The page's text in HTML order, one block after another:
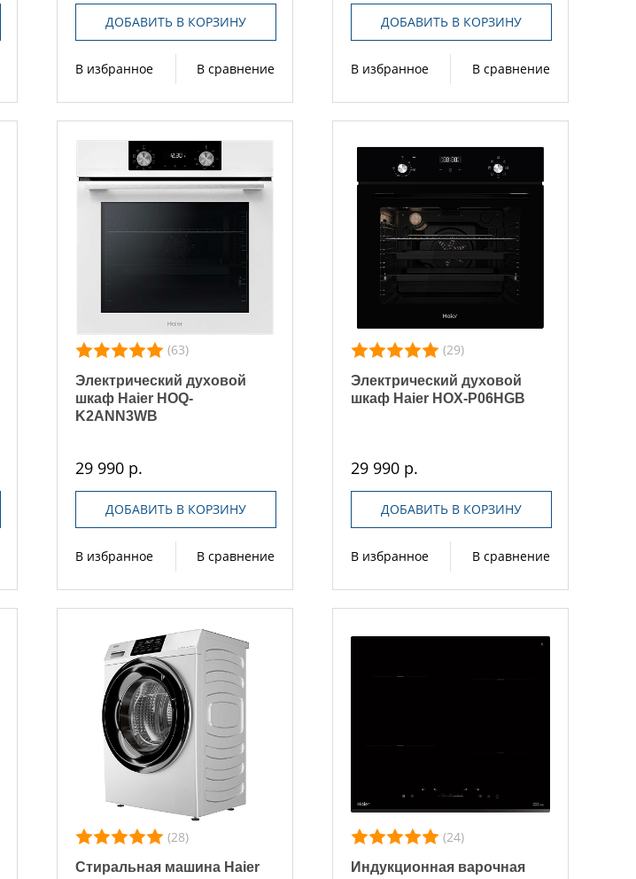
ДОБАВИТЬ В КОРЗИНУ
В избранное В сравнение
ДОБАВИТЬ В КОРЗИНУ
В избранное В сравнение
(63)
Электрический духовой
шкаф Haier HOQ-
K2ANN3WB
29 990 р.
ДОБАВИТЬ В КОРЗИНУ
В избранное В сравнение
(29)
Электрический духовой
шкаф Haier HOX-P06HGB
29 990 р.
ДОБАВИТЬ В КОРЗИНУ
В избранное В сравнение
(28)
Стиральная машина Haier
(24)
Индукционная варочная